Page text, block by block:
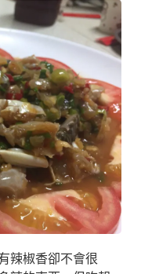
辣椒香卻不會很